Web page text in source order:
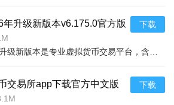
年升级新版本v6.175.0官方版 下载
交易所app下载官方中文版
新版
下载